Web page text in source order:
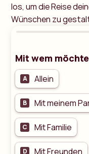
los, um die Reise
Wünschen zu